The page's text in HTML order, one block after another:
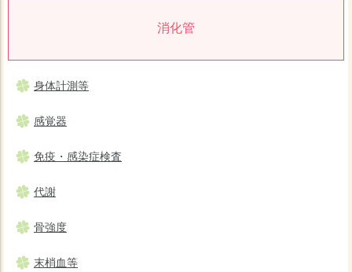
消化管
身体計測等
感覚器
免疫・感染症検査
代謝
骨強度
末梢血等